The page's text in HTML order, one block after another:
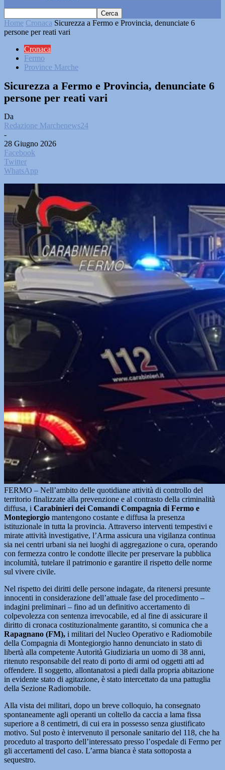
Home Cronaca Sicurezza a Fermo e Provincia, denunciate 6
persone per reati vari
Cronaca
Fermo
Province Marche
Sicurezza a Fermo e Provincia, denunciate 6
persone per reati vari
Da
Redazione Marchenews24
-
28 Giugno 2026
Facebook
Twitter
WhatsApp
FERMO – Nell’ambito delle quotidiane attività di controllo del
territorio finalizzate alla prevenzione e al contrasto della criminalità
diffusa, i Carabinieri dei Comandi Compagnia di Fermo e
Montegiorgio mantengono costante e diffusa la presenza
istituzionale in tutta la provincia. Attraverso interventi tempestivi e
mirate attività investigative, l’Arma assicura una vigilanza continua
sia nei centri urbani sia nei luoghi di aggregazione o cura, operando
con fermezza contro le condotte illecite per preservare la pubblica
incolumità, tutelare il patrimonio e garantire il rispetto delle norme
sul vivere civile.
Nel rispetto dei diritti delle persone indagate, da ritenersi presunte
innocenti in considerazione dell’attuale fase del procedimento –
indagini preliminari – fino ad un definitivo accertamento di
colpevolezza con sentenza irrevocabile, ed al fine di assicurare il
diritto di cronaca costituzionalmente garantito, si comunica che a
Rapagnano (FM), i militari del Nucleo Operativo e Radiomobile
della Compagnia di Montegiorgio hanno denunciato in stato di
libertà alla competente Autorità Giudiziaria un uomo di 38 anni,
ritenuto responsabile del reato di porto di armi od oggetti atti ad
offendere. Il soggetto, allontanatosi a piedi dalla propria abitazione
in evidente stato di agitazione, è stato intercettato da una pattuglia
della Sezione Radiomobile.
Alla vista dei militari, dopo un breve colloquio, ha consegnato
spontaneamente agli operanti un coltello da caccia a lama fissa
superiore a 8 centimetri, di cui era in possesso senza giustificato
motivo. Sul posto è intervenuto il personale sanitario del 118, che ha
proceduto al trasporto dell’interessato presso l’ospedale di Fermo per
gli accertamenti del caso. L’arma bianca è stata sottoposta a
sequestro.